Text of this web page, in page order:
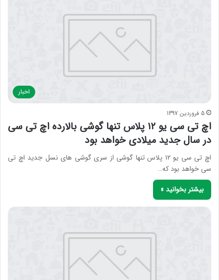
اخبار
5 فروردین 1397
اچ تی سی یو ۱۲ پلاس تنها گوشی بالارده اچ تی سی
در سال جدید میلادی خواهد بود
اچ تی سی یو ۱۲ پلاس تنها گوشی از سری گوشی های نسل جدید اچ تی
سی خواهد بود که…
بیشتر بخوانید »